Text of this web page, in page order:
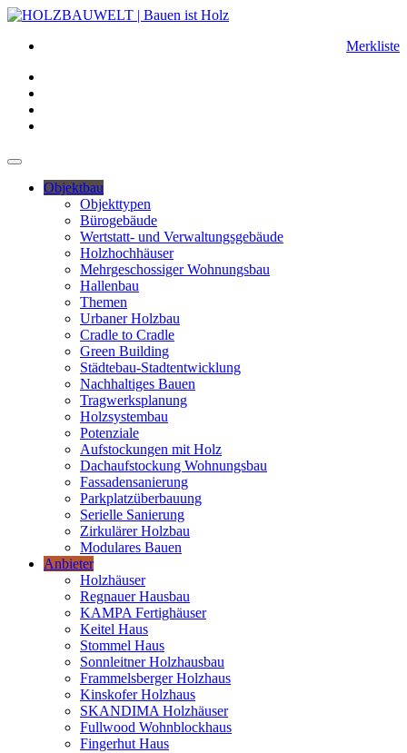
Merkliste
Objektbau
Objekttypen
Bürogebäude
Wertstatt- und Verwaltungsgebäude
Holzhochhäuser
Mehrgeschossiger Wohnungsbau
Hallenbau
Themen
Urbaner Holzbau
Cradle to Cradle
Green Building
Städtebau-Stadtentwicklung
Nachhaltiges Bauen
Tragwerksplanung
Holzsystembau
Potenziale
Aufstockungen mit Holz
Dachaufstockung Wohnungsbau
Fassadensanierung
Parkplatzüberbauung
Serielle Sanierung
Zirkulärer Holzbau
Modulares Bauen
Anbieter
Holzhäuser
Regnauer Hausbau
KAMPA Fertighäuser
Keitel Haus
Stommel Haus
Sonnleitner Holzhausbau
Frammelsberger Holzhaus
Kinskofer Holzhaus
SKANDIMA Holzhäuser
Fullwood Wohnblockhaus
Fingerhut Haus